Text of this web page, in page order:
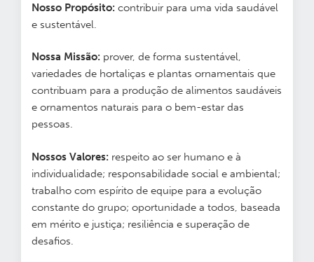
Nosso Propósito: contribuir para uma vida saudável
e sustentável.
Nossa Missão: prover, de forma sustentável,
variedades de hortaliças e plantas ornamentais que
contribuam para a produção de alimentos saudáveis
e ornamentos naturais para o bem-estar das
pessoas.
Nossos Valores: respeito ao ser humano e à
individualidade; responsabilidade social e ambiental;
trabalho com espírito de equipe para a evolução
constante do grupo; oportunidade a todos, baseada
em mérito e justiça; resiliência e superação de
desafios.